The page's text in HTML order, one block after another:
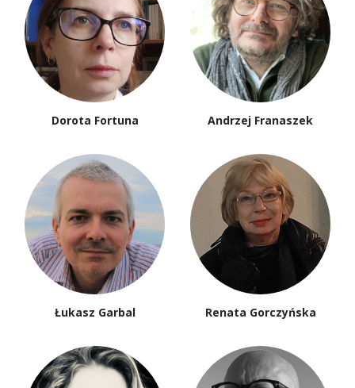
Dorota Fortuna Andrzej Franaszek
Łukasz Garbal Renata Gorczyńska